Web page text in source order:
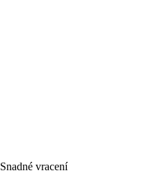
Snadné vracení